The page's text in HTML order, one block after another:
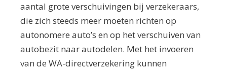
aantal grote verschuivingen bij verzekeraars,
die zich steeds meer moeten richten op
autonomere auto’s en op het verschuiven van
autobezit naar autodelen. Met het invoeren
van de WA-directverzekering kunnen